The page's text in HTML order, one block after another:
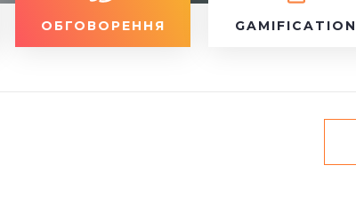
ОБГОВОРЕННЯ GAMIFICATION